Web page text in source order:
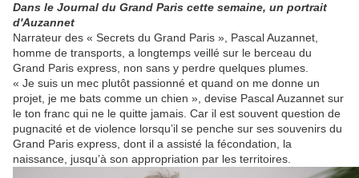
Dans le Journal du Grand Paris cette semaine, un portrait
d'Auzannet
Narrateur des « Secrets du Grand Paris », Pascal Auzannet,
homme de transports, a longtemps veillé sur le berceau du
Grand Paris express, non sans y perdre quelques plumes.
« Je suis un mec plutôt passionné et quand on me donne un
projet, je me bats comme un chien », devise Pascal Auzannet sur
le ton franc qui ne le quitte jamais. Car il est souvent question de
pugnacité et de violence lorsqu’il se penche sur ses souvenirs du
Grand Paris express, dont il a assisté la fécondation, la
naissance, jusqu’à son appropriation par les territoires.